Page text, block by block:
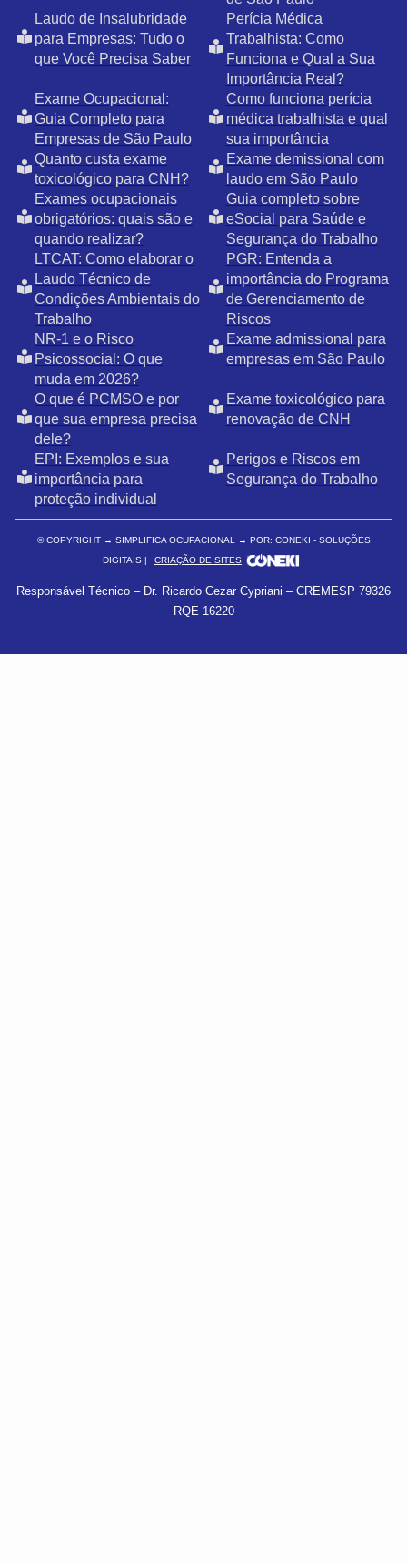
Laudo de Insalubridade
para Empresas: Tudo o
que Você Precisa Saber
Perícia Médica
Trabalhista: Como
Funciona e Qual a Sua
Importância Real?
Exame Ocupacional:
Guia Completo para
Empresas de São Paulo
Como funciona perícia
médica trabalhista e qual
sua importância
Quanto custa exame
toxicológico para CNH?
Exame demissional com
laudo em São Paulo
Exames ocupacionais
obrigatórios: quais são e
quando realizar?
Guia completo sobre
eSocial para Saúde e
Segurança do Trabalho
LTCAT: Como elaborar o
Laudo Técnico de
Condições Ambientais do
Trabalho
PGR: Entenda a
importância do Programa
de Gerenciamento de
Riscos
NR-1 e o Risco
Psicossocial: O que
muda em 2026?
Exame admissional para
empresas em São Paulo
O que é PCMSO e por
que sua empresa precisa
dele?
Exame toxicológico para
renovação de CNH
EPI: Exemplos e sua
importância para
proteção individual
Perigos e Riscos em
Segurança do Trabalho
© COPYRIGHT → SIMPLIFICA OCUPACIONAL → POR: CONEKI - SOLUÇÕES
DIGITAIS |
CRIAÇÃO DE SITES
Responsável Técnico – Dr. Ricardo Cezar Cypriani – CREMESP 79326
RQE 16220